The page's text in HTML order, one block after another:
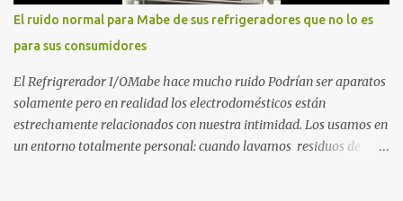
el éxito corporativo y las etiquetas sociales te abandonan. Es la
base técnica y espiritual de mi regreso al mundo. Adquirir en
Amazon 2. La Huida: Cimarrón Asilvestrarse: La úni...
El ruido normal para Mabe de sus refrigeradores que no lo es
para sus consumidores
El Refrigrerador I/OMabe hace mucho ruido Podrían ser aparatos
solamente pero en realidad los electrodomésticos están
estrechamente relacionados con nuestra intimidad. Los usamos en
un entorno totalmente personal: cuando lavamos residuos de